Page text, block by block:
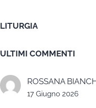
LITURGIA
ULTIMI COMMENTI
ROSSANA
17 Giugno 2026